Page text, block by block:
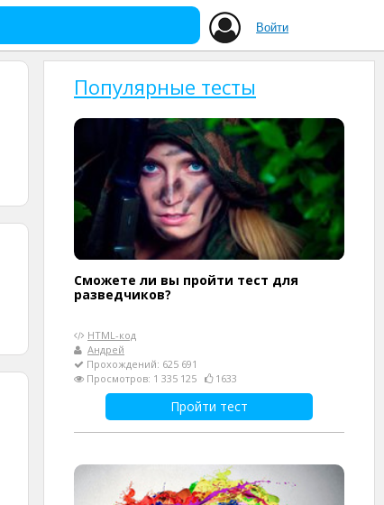
Войти
Популярные тесты
Сможете ли вы пройти тест для
разведчиков?
HTML-код
Андрей
Прохождений: 625 691
Просмотров: 1 335 125
1633
Пройти тест